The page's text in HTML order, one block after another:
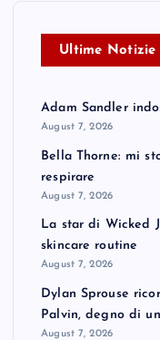
Ultime Notizie
Adam Sandler
August 7, 2026
Bella Thorne: mi
respirare
August 7, 2026
La star di Wicked
skincare routine
August 7, 2026
Dylan Sprouse
Palvin, degno di
August 7, 2026